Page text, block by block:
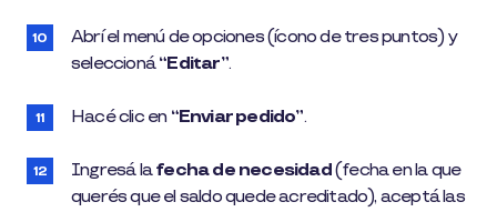
Abrí el menú de opciones (ícono de tres puntos) y
seleccioná“Editar”.
Hacé clic en “Enviar pedido”.
Ingresá lafecha de necesidad(fecha en la que
querés que el saldo quede acreditado), aceptá las